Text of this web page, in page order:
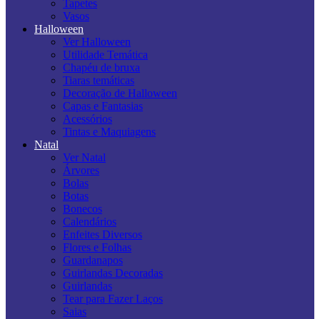
Tapetes
Vasos
Halloween
Ver Halloween
Utilidade Temática
Chapéu de bruxa
Tiaras temáticas
Decoração de Halloween
Capas e Fantasias
Acessórios
Tintas e Maquiagens
Natal
Ver Natal
Árvores
Bolas
Botas
Bonecos
Calendários
Enfeites Diversos
Flores e Folhas
Guardanapos
Guirlandas Decoradas
Guirlandas
Tear para Fazer Laços
Saias